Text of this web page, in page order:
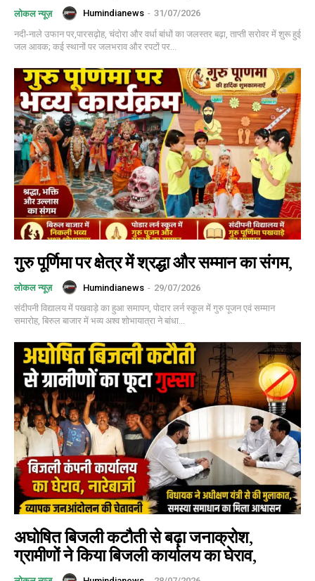
लोकल न्यूज़ Humindianews - 31/07/2026
नदी-नाले उफान पर,पारसढ़ोह, चंदोरा और वर्धा बांधों का जलस्तर बढ़ा, ताप्ती सरोवर में शुरू हुई
जल आवक; कई स्थानों पर जलभराव और रपटों पर...
गुरु पूर्णिमा पर क्षेत्र में श्रद्धा और सम्मान का संगम,
लोकल न्यूज़ Humindianews - 29/07/2026
संदीपनी विद्यालय में पखवाड़े का हुआ समापन, पोदार लर्न स्कूल में गुरु पूजन एवं सम्मान
समारोह, बिरुल बाजार में भव्य अश्व शोभायात्रा ने बांधा...
अघोषित बिजली कटौती से बढ़ा जनाक्रोश,
ग्रामीणों ने किया बिजली कार्यालय का घेराव,